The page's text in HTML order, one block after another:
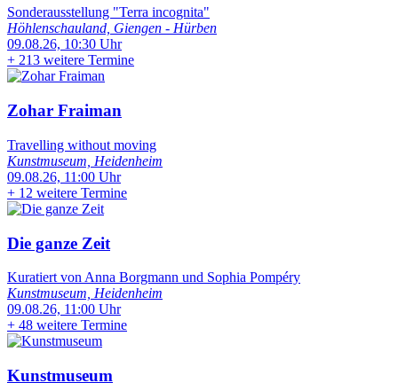
Sonderausstellung "Terra incognita"
Höhlenschauland, Giengen - Hürben
09.08.26, 10:30 Uhr
+ 213 weitere Termine
Zohar Fraiman
Travelling without moving
Kunstmuseum, Heidenheim
09.08.26, 11:00 Uhr
+ 12 weitere Termine
Die ganze Zeit
Kuratiert von Anna Borgmann und Sophia Pompéry
Kunstmuseum, Heidenheim
09.08.26, 11:00 Uhr
+ 48 weitere Termine
Kunstmuseum